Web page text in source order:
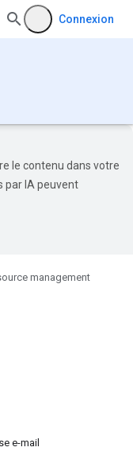
Connexion
le contenu dans votre
par IA peuvent
management
e-mail